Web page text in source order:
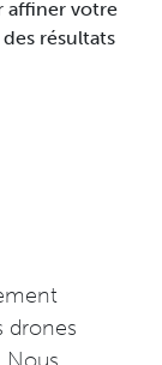
affiner votre
résultats
drones